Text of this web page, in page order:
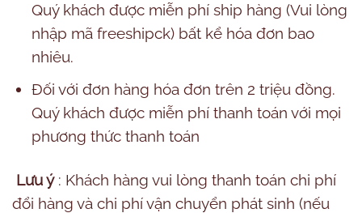
Quý khách được miễn phí ship hàng (Vui lòng
nhập mã freeshipck) bất kể hóa đơn bao
nhiêu.
Đối với đơn hàng hóa đơn trên 2 triệu đồng.
Quý khách được miễn phí thanh toán với mọi
phương thức thanh toán
Lưu ý: Khách hàng vui lòng thanh toán chi phí
đổi hàng và chi phí vận chuyển phát sinh (nếu